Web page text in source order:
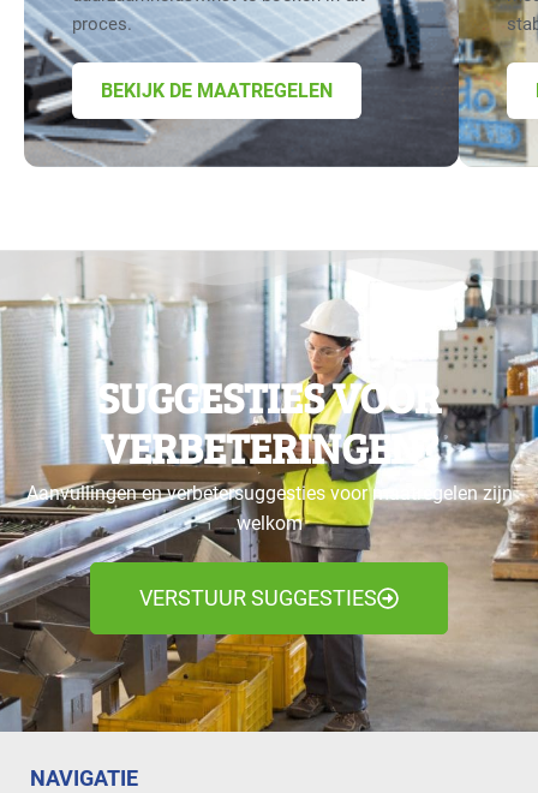
proces.
BEKIJK DE MAATREGELEN
SUGGESTIES VOOR
VERBETERINGEN?
Aanvullingen en verbetersuggesties voor maatregelen zijn
welkom
VERSTUUR SUGGESTIES
NAVIGATIE